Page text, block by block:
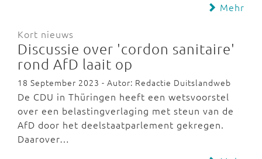
Mehr
Kort nieuws
Discussie over 'cordon sanitaire'
rond AfD laait op
18 September 2023 - Autor: Redactie Duitslandweb
De CDU in Thüringen heeft een wetsvoorstel
over een belastingverlaging met steun van de
AfD door het deelstaatparlement gekregen.
Daarover…